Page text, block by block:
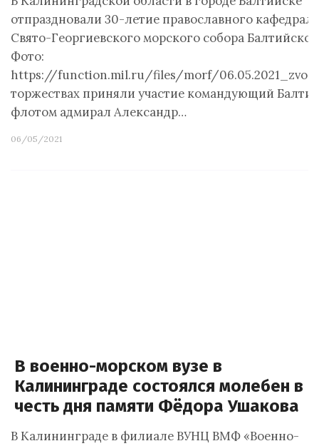
отпраздновали 30-летие православного
Свято-Георгиевского морского собора
Фото:
https://function.mil.ru/files/morf/
торжествах приняли участие командующий
флотом адмирал Александр…
06/05/2021
В военно-морском вузе в
Калининграде состоялся молебен в
честь дня памяти Фёдора Ушакова
В Калининграде в филиале ВУНЦ ВМФ «Военно-